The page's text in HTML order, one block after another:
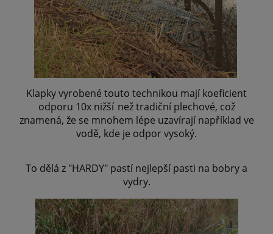
Klapky vyrobené touto technikou mají koeficient
odporu 10x nižší než tradiční plechové, což
znamená, že se mnohem lépe uzavírají například ve
vodě, kde je odpor vysoký.
To dělá z "HARDY" pastí nejlepší pasti na bobry a
vydry.